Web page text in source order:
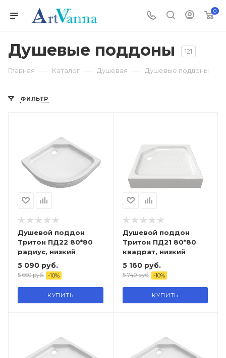
0
Душевые поддоны 121
Главная — Каталог — Душевая — Душевые поддоны
ФИЛЬТР
Душевой поддон
Тритон ПД22 80*80
радиус, низкий
5 090 руб.
5 660руб. -10%
КУПИТЬ
Душевой поддон
Тритон ПД21 80*80
квадрат, низкий
5 160руб.
5 740руб. -10%
КУПИТЬ